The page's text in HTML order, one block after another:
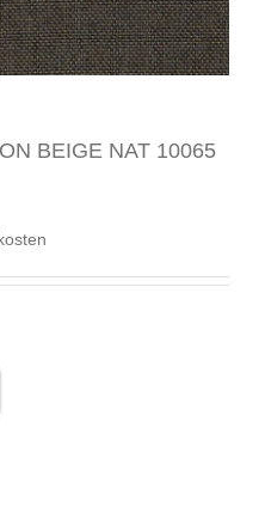
BEIGE NAT 10065